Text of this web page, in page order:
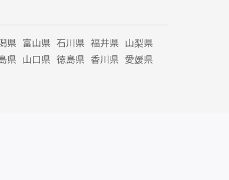
県 富山県 石川県 福井県 山梨県
県 山口県 徳島県 香川県 愛媛県